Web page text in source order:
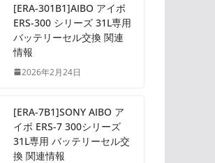
[ERA-301B1]AIBO アイボ
ERS-300 シリーズ 31L専用
バッテリーセル交換 関連
情報
2026年2月24日
[ERA-7B1]SONY AIBO ア
イボ ERS-7 300シリーズ
31L専用 バッテリーセル交
換 関連情報